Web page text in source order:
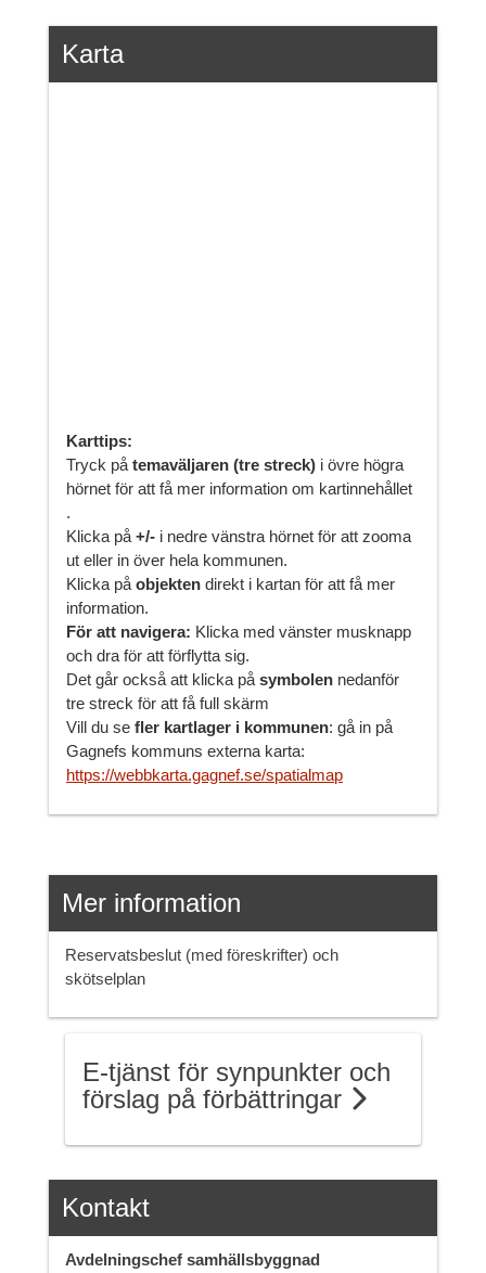
Karta
Karttips:
Tryck på temaväljaren (tre streck) i övre högra
hörnet för att få mer information om kartinnehållet
.
Klicka på +/- i nedre vänstra hörnet för att zooma
ut eller in över hela kommunen.
Klicka på objekten direkt i kartan för att få mer
information.
För att navigera: Klicka med vänster musknapp
och dra för att förflytta sig.
Det går också att klicka på symbolen nedanför
tre streck för att få full skärm
Vill du se fler kartlager i kommunen: gå in på
Gagnefs kommuns externa karta:
https://webbkarta.gagnef.se/spatialmap
Mer information
Reservatsbeslut (med föreskrifter) och
skötselplan
E-tjänst för synpunkter och
förslag på förbättringar
Kontakt
Avdelningschef samhällsbyggnad